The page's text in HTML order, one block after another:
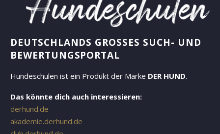
DEUTSCHLANDS GROSSES SUCH- UND B
EWERTUNGSPORTAL
Hundeschulen ist ein Produkt der Marke DER HUND.
Das könnte dich auch interessieren:
derhund.de
akademie.derhund.de